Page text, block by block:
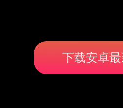
下载安卓